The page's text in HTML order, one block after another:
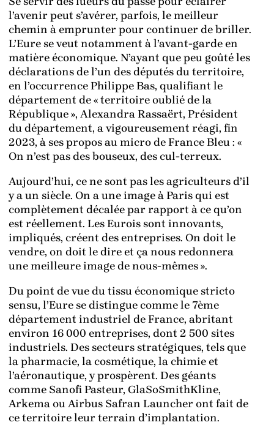
l’avenir peut s’avérer, parfois, le meilleur
chemin à emprunter pour continuer de briller.
L’Eure se veut notamment à l’avant-garde en
matière économique. N’ayant que peu goûté les
déclarations de l’un des députés du territoire,
en l’occurrence Philippe Bas, qualifiant le
département de « territoire oublié de la
République », Alexandra Rassaërt, Président
du département, a vigoureusement réagi, fin
2023, à ses propos au micro de France Bleu : «
On n’est pas des bouseux, des cul-terreux.
Aujourd’hui, ce ne sont pas les agriculteurs d’il
y a un siècle. On a une image à Paris qui est
complètement décalée par rapport à ce qu’on
est réellement. Les Eurois sont innovants,
impliqués, créent des entreprises. On doit le
vendre, on doit le dire et ça nous redonnera
une meilleure image de nous-mêmes ».
Du point de vue du tissu économique stricto
sensu, l’Eure se distingue comme le 7ème
département industriel de France, abritant
environ 16 000 entreprises, dont 2 500 sites
industriels. Des secteurs stratégiques, tels que
la pharmacie, la cosmétique, la chimie et
l’aéronautique, y prospèrent. Des géants
comme Sanofi Pasteur, GlaSoSmithKline,
Arkema ou Airbus Safran Launcher ont fait de
ce territoire leur terrain d’implantation.